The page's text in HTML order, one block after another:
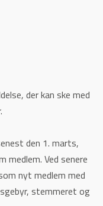
der kan ske med
den 1. marts,
medlem. Ved senere
nyt medlem med
stemmeret og